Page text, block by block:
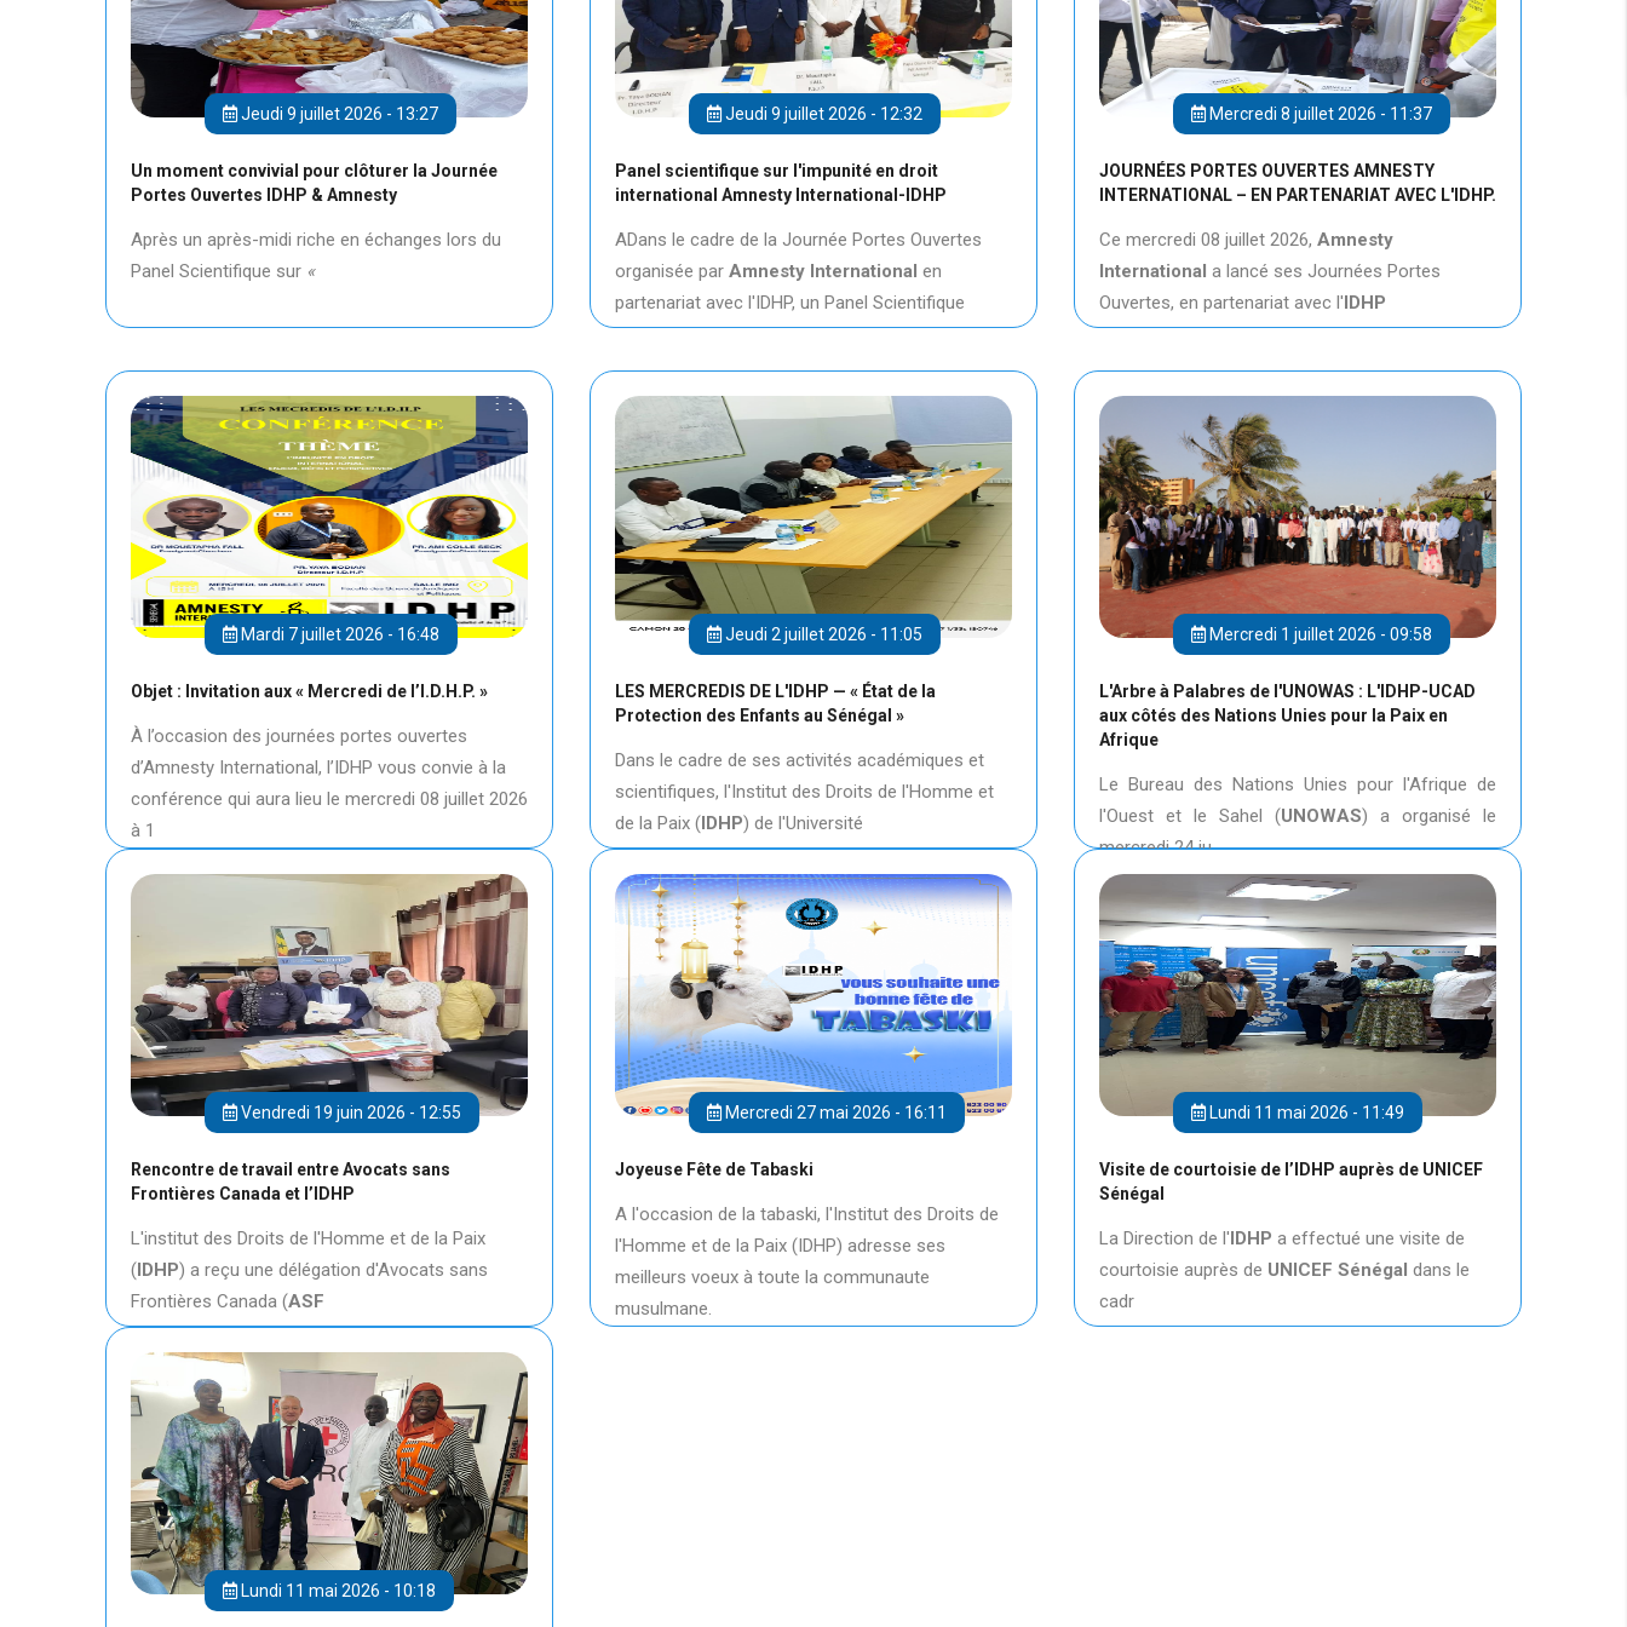
Jeudi 9 juillet 2026 - 13:27
Un moment convivial pour clôturer la Journée
Portes Ouvertes IDHP & Amnesty
Après un après-midi riche en échanges lors du
Panel Scientifique sur «
Jeudi 9 juillet 2026 - 12:32
Panel scientifique sur l'impunité en droit
international Amnesty International-IDHP
ADans le cadre de la Journée Portes Ouvertes
organisée par Amnesty International en
partenariat avec l'IDHP, un Panel Scientifique
Mercredi 8 juillet 2026 - 11:37
JOURNÉES PORTES OUVERTES AMNESTY
INTERNATIONAL – EN PARTENARIAT AVEC L'IDHP.
Ce mercredi 08 juillet 2026, Amnesty
International a lancé ses Journées Portes
Ouvertes, en partenariat avec l'IDHP
Mardi 7 juillet 2026 - 16:48
Objet : Invitation aux « Mercredi de l’I.D.H.P. »
À l’occasion des journées portes ouvertes
d’Amnesty International, l’IDHP vous convie à la
conférence qui aura lieu le mercredi 08 juillet 2026
à 1
Jeudi 2 juillet 2026 - 11:05
LES MERCREDIS DE L'IDHP — « État de la
Protection des Enfants au Sénégal »
Dans le cadre de ses activités académiques et
scientifiques, l'Institut des Droits de l'Homme et
de la Paix (IDHP) de l'Université
Mercredi 1 juillet 2026 - 09:58
L'Arbre à Palabres de l'UNOWAS : L'IDHP-UCAD
aux côtés des Nations Unies pour la Paix en
Afrique
Le Bureau des Nations Unies pour l'Afrique de
l'Ouest et le Sahel (UNOWAS) a organisé le
mercredi 24 ju
Vendredi 19 juin 2026 - 12:55
Rencontre de travail entre Avocats sans
Frontières Canada et l’IDHP
L'institut des Droits de l'Homme et de la Paix
(IDHP) a reçu une délégation d'Avocats sans
Frontières Canada (ASF
Mercredi 27 mai 2026 - 16:11
Joyeuse Fête de Tabaski
A l'occasion de la tabaski, l'Institut des Droits de
l'Homme et de la Paix (IDHP) adresse ses
meilleurs voeux à toute la communaute
musulmane.
Lundi 11 mai 2026 - 11:49
Visite de courtoisie de l’IDHP auprès de UNICEF
Sénégal
La Direction de l'IDHP a effectué une visite de
courtoisie auprès de UNICEF Sénégal dans le
cadr
Lundi 11 mai 2026 - 10:18